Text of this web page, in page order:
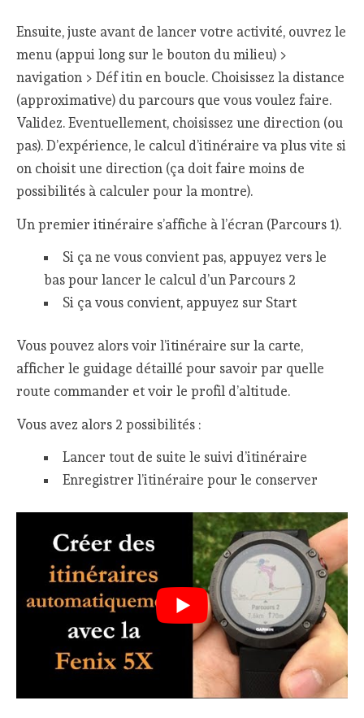
Ensuite, juste avant de lancer votre activité, ouvrez le
menu (appui long sur le bouton du milieu) >
navigation > Déf itin en boucle. Choisissez la distance
(approximative) du parcours que vous voulez faire.
Validez. Eventuellement, choisissez une direction (ou
pas). D’expérience, le calcul d’itinéraire va plus vite si
on choisit une direction (ça doit faire moins de
possibilités à calculer pour la montre).
Un premier itinéraire s’affiche à l’écran (Parcours 1).
Si ça ne vous convient pas, appuyez vers le
bas pour lancer le calcul d’un Parcours 2
Si ça vous convient, appuyez sur Start
Vous pouvez alors voir l’itinéraire sur la carte,
afficher le guidage détaillé pour savoir par quelle
route commander et voir le profil d’altitude.
Vous avez alors 2 possibilités :
Lancer tout de suite le suivi d’itinéraire
Enregistrer l’itinéraire pour le conserver